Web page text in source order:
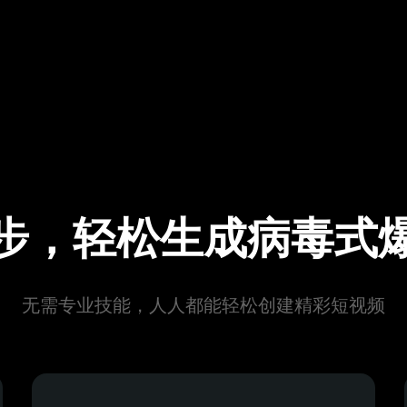
，轻松生成病毒式
无需专业技能，人人都能轻松创建精彩短视频